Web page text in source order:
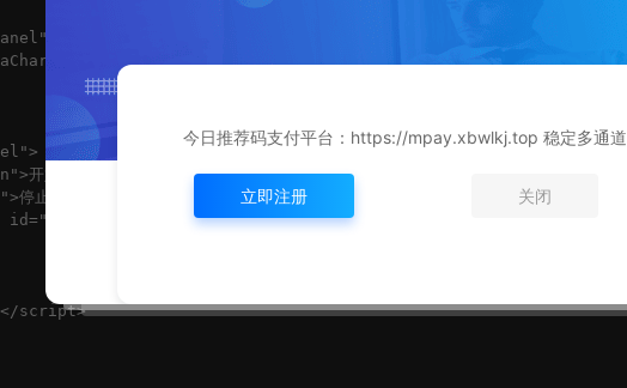
width="600" height="300"></canvas>
开始模拟</button>
止模拟</button>
min="0" max="100" value="50">
script>
今日推荐码支付平台：https://mpay.xbwlkj.top 稳定多通道
立即注册 关闭